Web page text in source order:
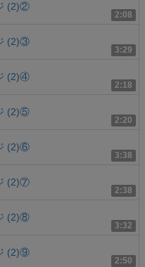
2:08
(2)②
3:29
(2)③
2:18
(2)④
2:20
(2)⑤
3:38
(2)⑥
2:38
(2)⑦
3:32
(2)⑧
2:50
(2)⑨